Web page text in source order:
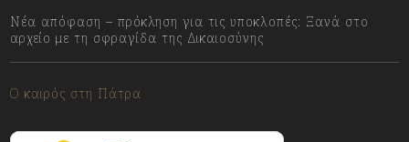
Νέα απόφαση – πρόκληση για τις υποκλοπές: Ξανά στο
αρχείο με τη σφραγίδα της Δικαιοσύνης
Ο καιρός στη Πάτρα